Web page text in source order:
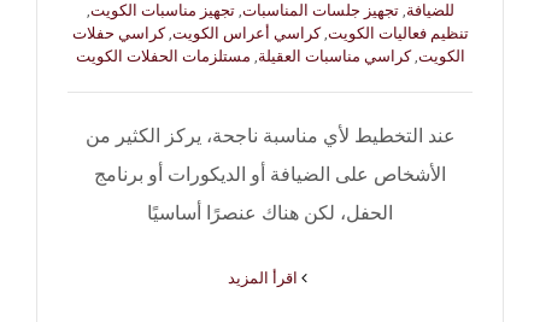
للضيافة,تجهيز جلسات المناسبات,تجهيز مناسبات الكويت,
تنظيم فعاليات الكويت,كراسي أعراس الكويت,كراسي حفلات
الكويت,كراسي مناسبات العقيلة, مستلزمات الحفلات الكويت
عند التخطيط لأي مناسبة ناجحة، يركز الكثير من
الأشخاص على الضيافة أو الديكورات أو برنامج
الحفل، لكن هناك عنصرًا أساسيًا